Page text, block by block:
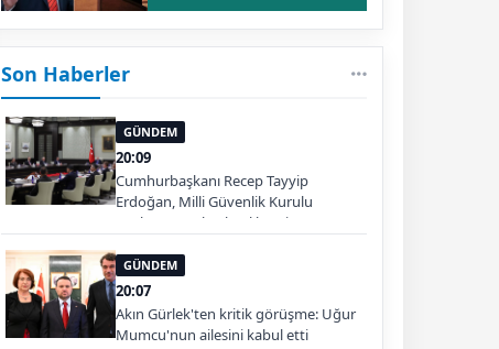
Son Haberler
GÜNDEM
20:09
Cumhurbaşkanı Recep Tayyip
Erdoğan, Milli Güvenlik Kurulu
Toplantısı'na başkanlık etti.
GÜNDEM
20:07
Akın Gürlek'ten kritik görüşme: Uğur
Mumcu'nun ailesini kabul etti